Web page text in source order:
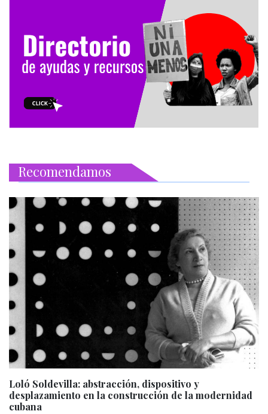
Recomendamos
Loló Soldevilla: abstracción, dispositivo y
desplazamiento en la construcción de la modernidad
cubana